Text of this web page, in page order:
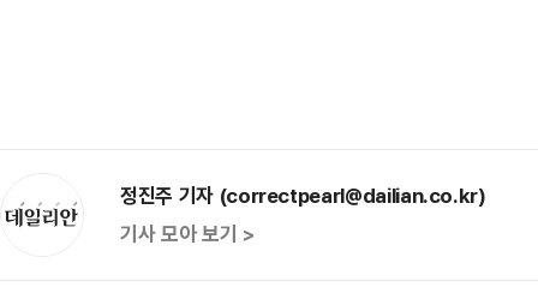
정진주 기자 (correctpearl@dailian.co.kr)
기사 모아 보기 >